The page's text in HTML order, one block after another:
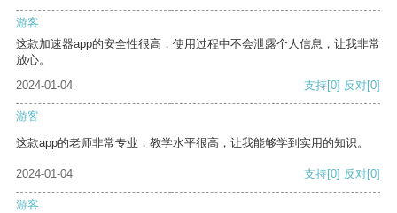
游客
这款加速器app的安全性很高，使用过程中不会泄露个人信息，让我非常
放心。
2024-01-04
支持[0] 反对[0]
游客
这款app的老师非常专业，教学水平很高，让我能够学到实用的知识。
2024-01-04 支持[0] 反对[0]
游客